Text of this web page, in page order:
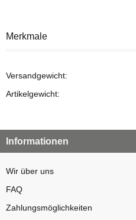
Merkmale
Versandgewicht:
Artikelgewicht:
Informationen
Wir über uns
FAQ
Zahlungsmöglichkeiten